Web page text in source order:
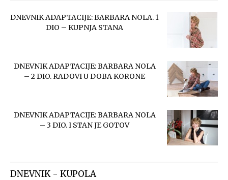
DNEVNIK ADAPTACIJE: BARBARA NOLA. 1
DIO – KUPNJA STANA
DNEVNIK ADAPTACIJE: BARBARA NOLA
– 2 DIO. RADOVI U DOBA KORONE
DNEVNIK ADAPTACIJE: BARBARA NOLA
– 3 DIO. I STAN JE GOTOV
DNEVNIK - KUPOLA